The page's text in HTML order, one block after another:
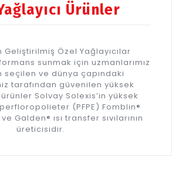
Ürünler
Geliştirilmiş Özel Yağlayıcılar
sunmak için uzmanlarımız
seçilen ve dünya çapındaki
tarafından güvenilen yüksek
Solvay Solexis’in yüksek
(PFPE) Fomblin®
Galden® ısı transfer sıvılarının
üreticisidir.